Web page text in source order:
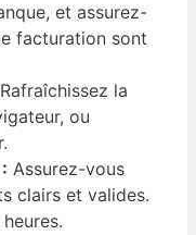
et assurez-
facturation sont
Rafraîchissez la
ou
Assurez-vous
clairs et valides.